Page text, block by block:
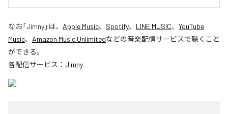
なお「Jimny」は、 Apple Music、 Spotify、 LINE MUSIC、 YouTube
Music、 Amazon Music Unlimitedなどの音楽配信サービスで聴くこと
ができる。
各配信サービス： Jimny